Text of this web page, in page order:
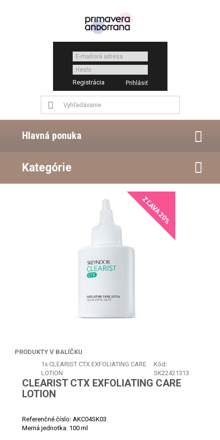
Registrácia
Hlavná ponuka
Kategórie
ZĽAVA 20%
PRODUKTY V BALÍČKU
1x CLEARIST CTX EXFOLIATING CARE
LOTION
Kód:
SK22421313
CLEARIST CTX EXFOLIATING CARE
LOTION
Referenčné číslo: AKC04SK03
Merná jednotka: 100 ml